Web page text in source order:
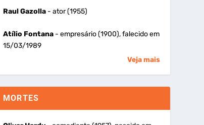
Raul Gazolla- ator (1955)
Atílio Fontana- empresário (1900), falecido em
15/03/1989
Veja mais
MORTES